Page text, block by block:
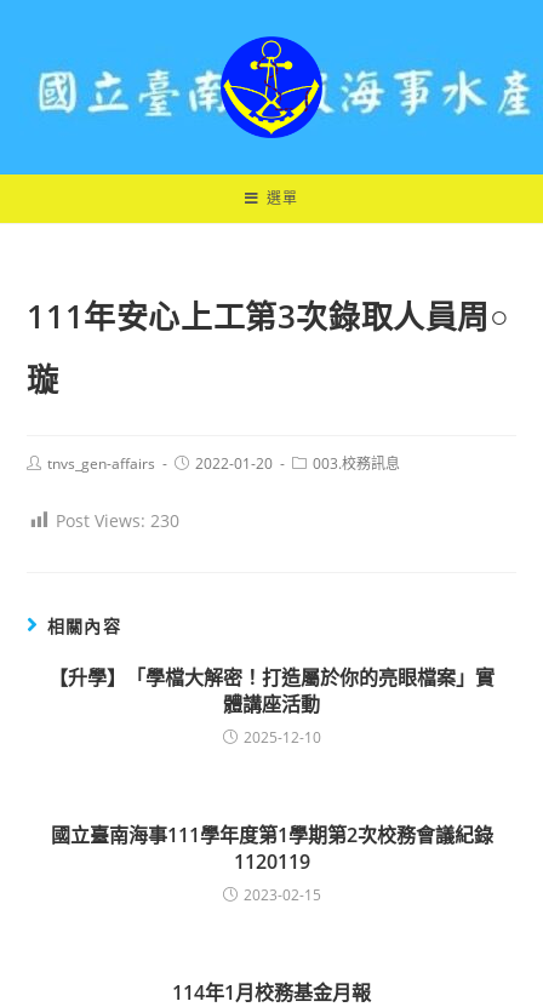
選單
111年安心上工第3次錄取人員周○
璇
Posttnvs_gen-affairs
Post2022-01-20
Post003.校務訊息
Post Views: 230
相關內容
【升學】「學檔大解密！打造屬於你的亮眼檔案」實
體講座活動
2025-12-10
國立臺南海事111學年度第1學期第2次校務會議紀錄
1120119
2023-02-15
114年1月校務基金月報